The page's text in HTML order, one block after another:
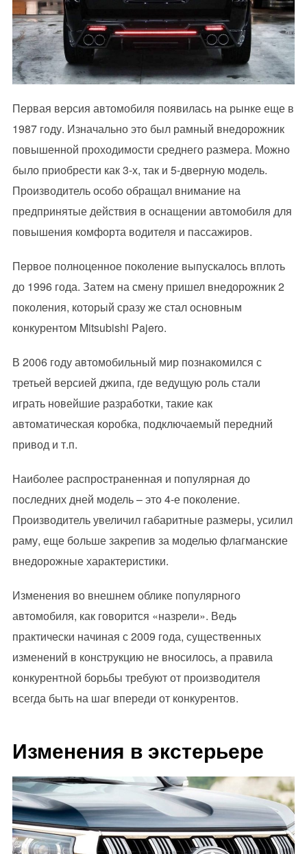
Первая версия автомобиля появилась на рынке еще в
1987 году. Изначально это был рамный внедорожник
повышенной проходимости среднего размера. Можно
было приобрести как 3-х, так и 5-дверную модель.
Производитель особо обращал внимание на
предпринятые действия в оснащении автомобиля для
повышения комфорта водителя и пассажиров.
Первое полноценное поколение выпускалось вплоть
до 1996 года. Затем на смену пришел внедорожник 2
поколения, который сразу же стал основным
конкурентом Mitsubishi Pajero.
В 2006 году автомобильный мир познакомился с
третьей версией джипа, где ведущую роль стали
играть новейшие разработки, такие как
автоматическая коробка, подключаемый передний
привод и т.п.
Наиболее распространенная и популярная до
последних дней модель – это 4-е поколение.
Производитель увеличил габаритные размеры, усилил
раму, еще больше закрепив за моделью флагманские
внедорожные характеристики.
Изменения во внешнем облике популярного
автомобиля, как говорится «назрели». Ведь
практически начиная с 2009 года, существенных
изменений в конструкцию не вносилось, а правила
конкурентной борьбы требуют от производителя
всегда быть на шаг впереди от конкурентов.
Изменения в экстерьере